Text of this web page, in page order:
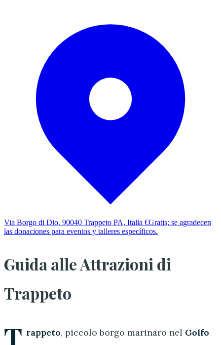
Via Borgo di Dio, 90040 Trappeto PA, Italia €Gratis; se agradecen
las donaciones para eventos y talleres específicos.
Guida alle Attrazioni di
Trappeto
T rappeto, piccolo borgo marinaro nel Golfo